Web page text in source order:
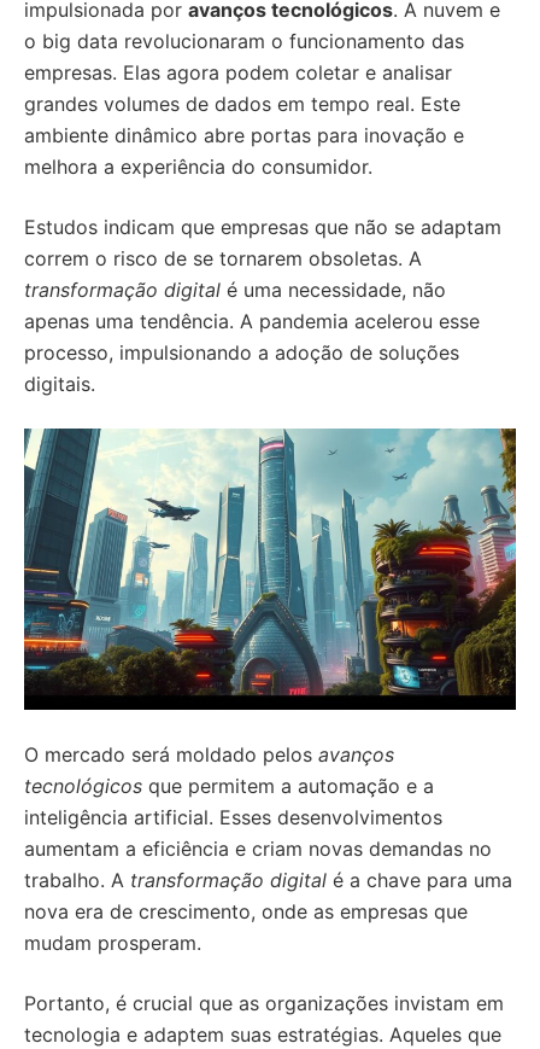
impulsionada por avanços tecnológicos. A nuvem e
o big data revolucionaram o funcionamento das
empresas. Elas agora podem coletar e analisar
grandes volumes de dados em tempo real. Este
ambiente dinâmico abre portas para inovação e
melhora a experiência do consumidor.
Estudos indicam que empresas que não se adaptam
correm o risco de se tornarem obsoletas. A
transformação digital é uma necessidade, não
apenas uma tendência. A pandemia acelerou esse
processo, impulsionando a adoção de soluções
digitais.
O mercado será moldado pelos avanços
tecnológicos que permitem a automação e a
inteligência artificial. Esses desenvolvimentos
aumentam a eficiência e criam novas demandas no
trabalho. A transformação digital é a chave para uma
nova era de crescimento, onde as empresas que
mudam prosperam.
Portanto, é crucial que as organizações invistam em
tecnologia e adaptem suas estratégias. Aqueles que